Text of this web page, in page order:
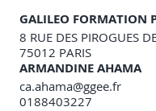
GALILEO FORMATION
8 RUE DES PIROGUES
75012 PARIS
ARMANDINE AHAMA
ca.ahama@ggee.fr
0188403227